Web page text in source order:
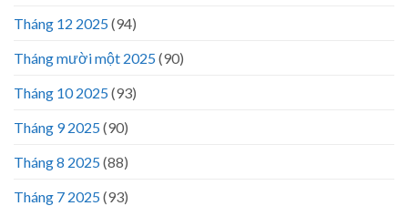
Tháng 12 2025(94)
Tháng mười một 2025(90)
Tháng 10 2025(93)
Tháng 9 2025(90)
Tháng 8 2025(88)
Tháng 7 2025(93)